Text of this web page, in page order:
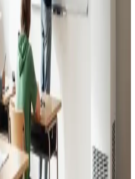
og restauranter i Nørre
alle.